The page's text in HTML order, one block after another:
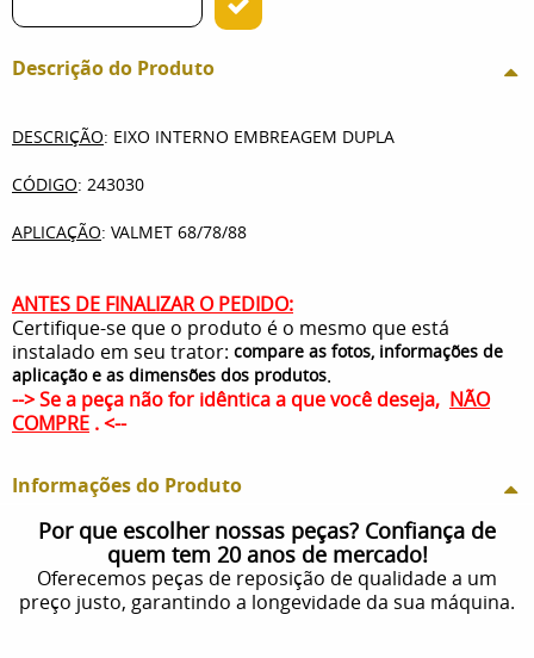
Descrição do Produto
DESCRIÇÃO: EIXO INTERNO EMBREAGEM DUPLA
CÓDIGO: 243030
APLICAÇÃO: VALMET 68/78/88
ANTES DE FINALIZAR O PEDIDO:
Certifique-se que o produto é o mesmo que está
instalado em seu trator: compare as fotos, informações de
aplicação e as dimensões dos produtos.
--> Se a peça não for idêntica a que você deseja, NÃO
COMPRE . <--
Informações do Produto
Por que escolher nossas peças? Confiança de
quem tem 20 anos de mercado!
Oferecemos peças de reposição de qualidade a um
preço justo, garantindo a longevidade da sua máquina.